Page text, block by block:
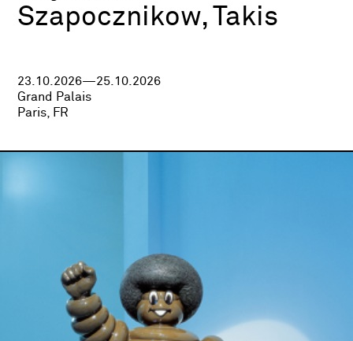
Szapocznikow, Takis
23.10.2026—25.10.2026
Grand Palais
Paris, FR